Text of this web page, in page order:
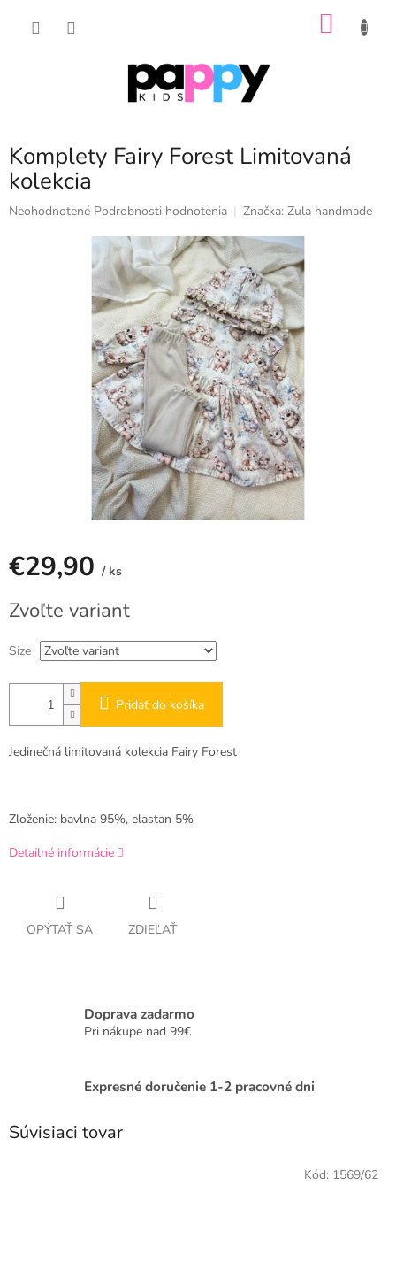
Komplety Fairy Forest Limitovaná
kolekcia
Priemerné
Neohodnotené Podrobnosti hodnotenia Značka: Zula handmade
€29,90 / ks
cena:
Zvoľte variant
Size
Pridať do košíka
Jedinečná limitovaná kolekcia Fairy Forest
Zloženie: bavlna 95%, elastan 5%
Detailné informácie
OPÝTAŤ SA ZDIEĽAŤ
Doprava zadarmo
Pri nákupe nad 99€
Expresné doručenie 1-2 pracovné dni
Súvisiaci tovar
Kód: 1569/62